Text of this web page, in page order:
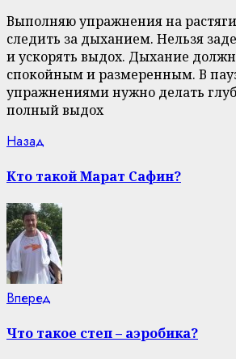
Выполняю упражнения на
следить за дыханием. Нельзя
и ускорять выдох. Дыхание
спокойным и размеренным. В
упражнениями нужно делать
полный выдох
Continue
Reading
Назад
Кто такой Марат Сафин?
Вперед
Что такое степ – аэробика?